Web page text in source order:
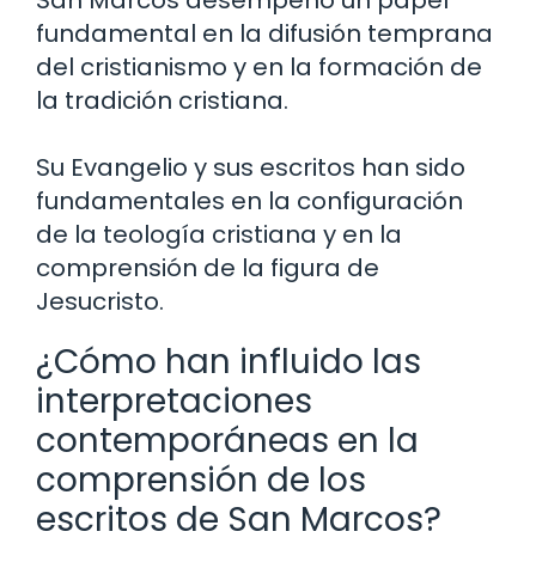
fundamental en la difusión temprana
del cristianismo y en la formación de
la tradición cristiana.
Su Evangelio y sus escritos han sido
fundamentales en la configuración
de la teología cristiana y en la
comprensión de la figura de
Jesucristo.
¿Cómo han influido las
interpretaciones
contemporáneas en la
comprensión de los
escritos de San Marcos?